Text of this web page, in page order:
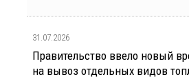
31.07.2026
Правительство ввело новый
на вывоз отдельных видов